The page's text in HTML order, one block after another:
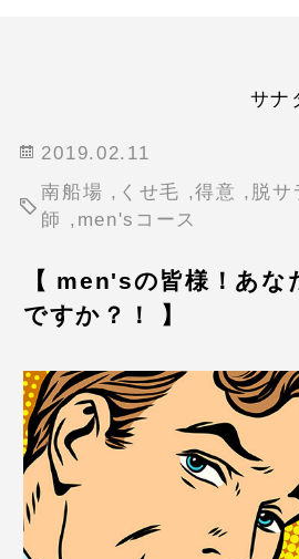
サナ
2019.02.11
南船場 , くせ毛 ,得意 , 脱サ
師 , men'sコース
【 men'sの皆様！あな
ですか？！ 】